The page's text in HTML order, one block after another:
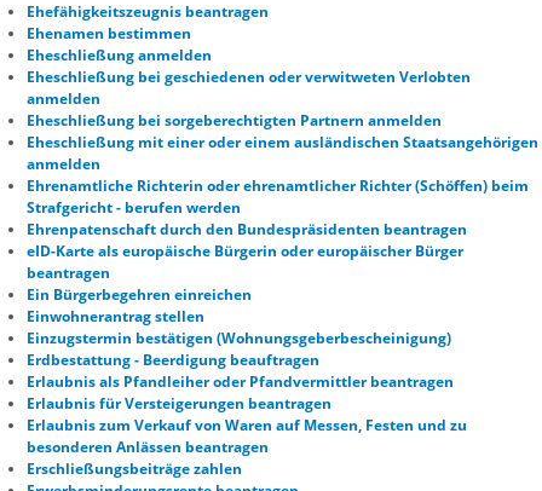
Ehefähigkeitszeugnis beantragen
Ehenamen bestimmen
Eheschließung anmelden
Eheschließung bei geschiedenen oder verwitweten Verlobten
anmelden
Eheschließung bei sorgeberechtigten Partnern anmelden
Eheschließung mit einer oder einem ausländischen Staatsangehörigen
anmelden
Ehrenamtliche Richterin oder ehrenamtlicher Richter (Schöffen) beim
Strafgericht - berufen werden
Ehrenpatenschaft durch den Bundespräsidenten beantragen
eID-Karte als europäische Bürgerin oder europäischer Bürger
beantragen
Ein Bürgerbegehren einreichen
Einwohnerantrag stellen
Einzugstermin bestätigen (Wohnungsgeberbescheinigung)
Erdbestattung - Beerdigung beauftragen
Erlaubnis als Pfandleiher oder Pfandvermittler beantragen
Erlaubnis für Versteigerungen beantragen
Erlaubnis zum Verkauf von Waren auf Messen, Festen und zu
besonderen Anlässen beantragen
Erschließungsbeiträge zahlen